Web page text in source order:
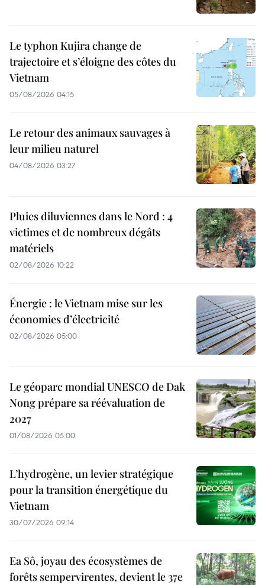
Le typhon Kujira change de
trajectoire et s’éloigne des côtes du
Vietnam
05/08/2026 04:15
Le retour des animaux sauvages à
leur milieu naturel
04/08/2026 03:27
Pluies diluviennes dans le Nord : 4
victimes et de nombreux dégâts
matériels
02/08/2026 10:22
Énergie : le Vietnam mise sur les
économies d’électricité
02/08/2026 05:00
Le géoparc mondial UNESCO de Dak
Nong prépare sa réévaluation de
2027
01/08/2026 05:00
L’hydrogène, un levier stratégique
pour la transition énergétique du
Vietnam
30/07/2026 09:14
Ea Sô, joyau des écosystèmes de
forêts sempervirentes, devient le 37e